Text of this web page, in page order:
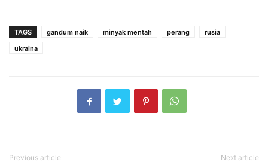
TAGS gandum naik minyak mentah perang
rusia
ukraina
Previous article Next article